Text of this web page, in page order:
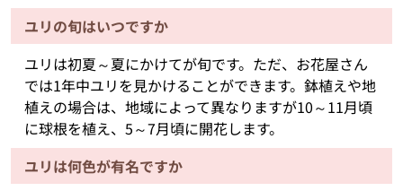
ユリの旬はいつですか
ユリは初夏～夏にかけてが旬です。ただ、お花屋さん
では1年中ユリを見かけることができます。鉢植えや地
植えの場合は、地域によって異なりますが10～11月頃
に球根を植え、5～7月頃に開花します。
ユリは何色が有名ですか